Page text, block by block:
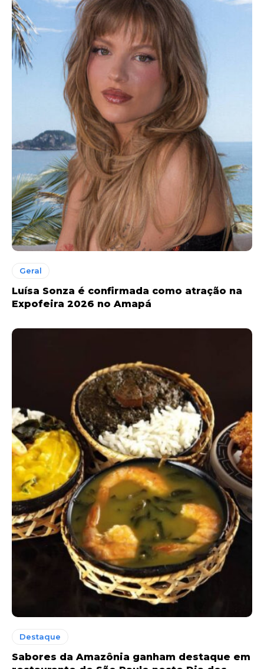
Geral
Luísa Sonza é confirmada como atração na
Expofeira 2026 no Amapá
Destaque
Sabores da Amazônia ganham destaque em